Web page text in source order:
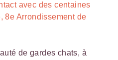
avec des centaines
8e Arrondissement de
de gardes chats, à